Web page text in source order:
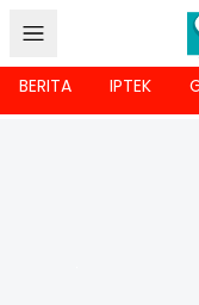
BERITA IPTEK